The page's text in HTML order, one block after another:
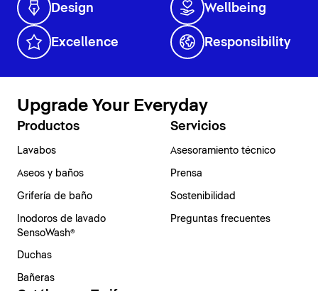
Design Wellbeing
Excellence Responsibility
Upgrade Your Everyday
Productos
Lavabos
Aseos y baños
Grifería de baño
Inodoros de lavado
SensoWash®
Duchas
Bañeras
Servicios
Asesoramiento técnico
Prensa
Sostenibilidad
Preguntas frecuentes